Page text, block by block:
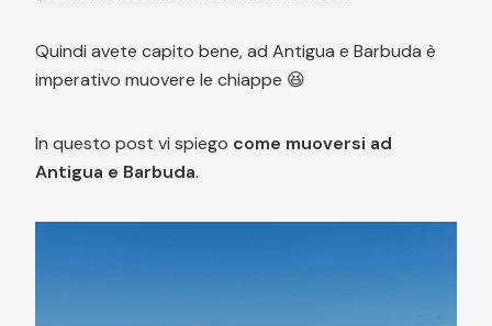
Quindi avete capito bene, ad Antigua e Barbuda è
imperativo muovere le chiappe 😆
In questo post vi spiego come muoversi ad
Antigua e Barbuda.